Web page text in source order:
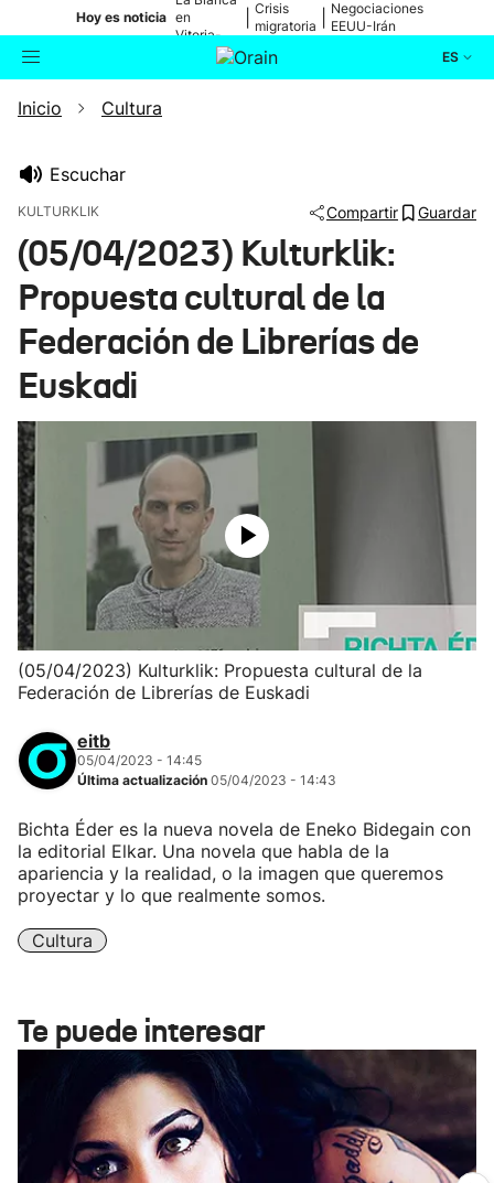
Hoy es noticia en
Vitoria-
Gasteiz
Crisis
migratoria
Negociaciones
EEUU-Irán
ES
Buscador
Ikusmiran
Eguraldia
Inicio Cultura
Escuchar
KULTURKLIK Compartir Guardar
(05/04/2023) Kulturklik:
Propuesta cultural de la
Federación de Librerías de
Euskadi
(05/04/2023) Kulturklik: Propuesta cultural de la
Federación de Librerías de Euskadi
eitb
05/04/2023 - 14:45
Última actualización 05/04/2023 - 14:43
Bichta Éder es la nueva novela de Eneko Bidegain con
la editorial Elkar. Una novela que habla de la
apariencia y la realidad, o la imagen que queremos
proyectar y lo que realmente somos.
Cultura
Te puede interesar